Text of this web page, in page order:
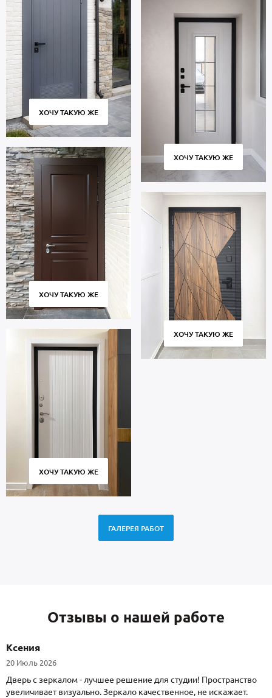
ХОЧУ ТАКУЮ ЖЕ
ХОЧУ ТАКУЮ ЖЕ
ХОЧУ ТАКУЮ ЖЕ
ХОЧУ ТАКУЮ ЖЕ
ХОЧУ ТАКУЮ ЖЕ
ГАЛЕРЕЯ РАБОТ
Отзывы о нашей работе
Ксения
20 Июль 2026
Дверь с зеркалом - лучшее решение для студии! Пространство
увеличивает визуально. Зеркало качественное, не искажает.